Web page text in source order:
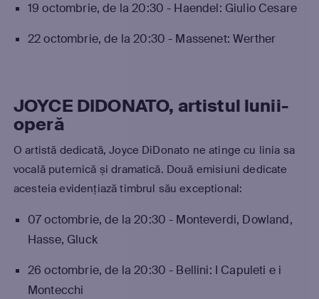
19 octombrie, de la 20:30 - Haendel: Giulio Cesare
22 octombrie, de la 20:30 - Massenet: Werther
JOYCE DIDONATO, artistul lunii-
operă
O artistă dedicată, Joyce DiDonato ne atinge cu linia sa
vocală puternică și dramatică. Două emisiuni dedicate
acesteia evidențiază timbrul său exceptional:
07 octombrie, de la 20:30 - Monteverdi, Dowland,
Hasse, Gluck
26 octombrie, de la 20:30 - Bellini: I Capuleti e i
Montecchi